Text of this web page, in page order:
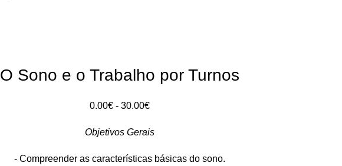
O Sono e o Trabalho por Turnos
0.00€ - 30.00€Intervalo
preços:
a
Objetivos Gerais
- Compreender as características básicas do sono.